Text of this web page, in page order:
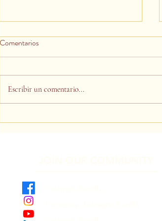
Día de la Tierra
Comentarios
Escribir un comentario...